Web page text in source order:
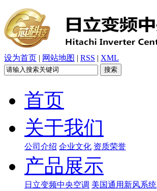
设为首页 | 网站地图 | RSS | XML
首页
关于我们
公司介绍 企业文化 资质荣誉
产品展示
日立变频中央空调 美国通用新风系统